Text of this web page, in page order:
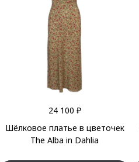
24 100 ₽
Шёлковое платье в цветочек
The Alba in Dahlia